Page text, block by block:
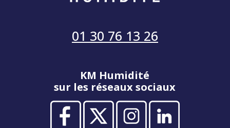
01 30 76 13 26
KM Humidité
sur les réseaux sociaux